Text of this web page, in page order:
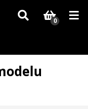
které nejsou skladem,
0